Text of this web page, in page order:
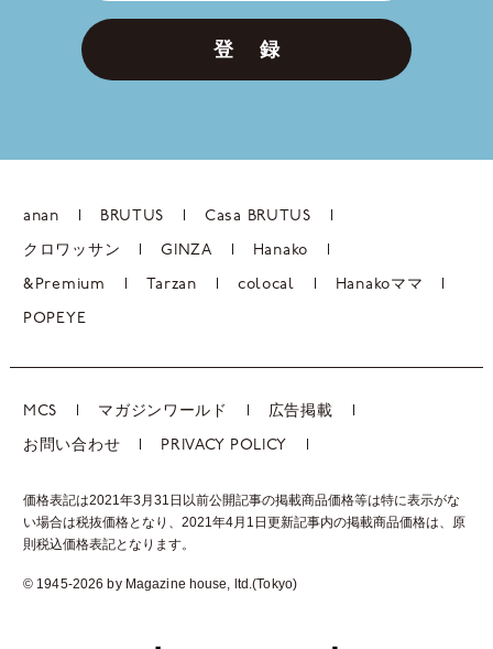
登 録
anan BRUTUS Casa BRUTUS
クロワッサン GINZA Hanako
&Premium Tarzan colocal Hanakoママ
POPEYE
MCS マガジンワールド 広告掲載
お問い合わせ PRIVACY POLICY
価格表記は2021年3月31日以前公開記事の掲載商品価格等は特に表示がな
い場合は税抜価格となり、2021年4月1日更新記事内の掲載商品価格は、 原
則税込価格表記となります。
© 1945-2026 by Magazine house, ltd.(Tokyo)